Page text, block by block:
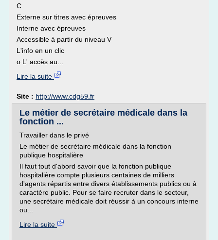
C
Externe sur titres avec épreuves
Interne avec épreuves
Accessible à partir du niveau V
L'info en un clic
o L' accès au...
Lire la suite
Site : http://www.cdg59.fr
Le métier de secrétaire médicale dans la
fonction ...
Travailler dans le privé
Le métier de secrétaire médicale dans la fonction
publique hospitalière
Il faut tout d'abord savoir que la fonction publique
hospitalière compte plusieurs centaines de milliers
d'agents répartis entre divers établissements publics ou à
caractère public. Pour se faire recruter dans le secteur,
une secrétaire médicale doit réussir à un concours interne
ou...
Lire la suite